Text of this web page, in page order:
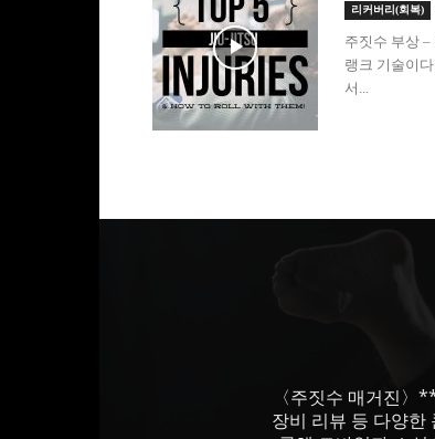
리커버리(회복)
주짓수 부상 –
랭크 기술이
서...
〈주짓수 매거진
장비 리뷰 등 다양한